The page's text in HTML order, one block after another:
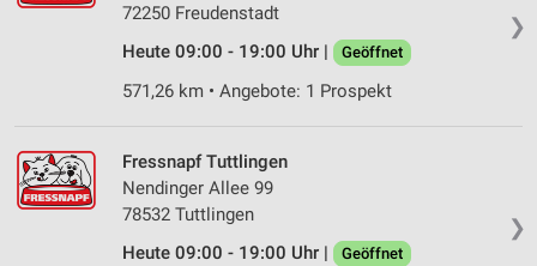
❯
72250 Freudenstadt
Heute 09:00 - 19:00 Uhr |
Geöffnet
571,26 km • Angebote: 1 Prospekt
❯
Fressnapf Tuttlingen
Nendinger Allee 99
78532 Tuttlingen
Heute 09:00 - 19:00 Uhr |
Geöffnet
Erstellung von Profilen für personalisierte
Verwendung von Profilen zur Auswahl
personalisierter Werbung
Erstellung von Profilen zur Personalisierung
von Inhalten
Verwendung von Profilen zur Auswahl
personalisierter Inhalte